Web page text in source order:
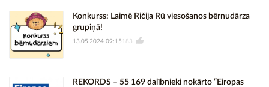
Konkurss: Laimē Ričija Rū viesošanos bērnudārza
grupiņā!
13.05.2024 09:15 183
REKORDS – 55 169 dalībnieki nokārto “Eiropas